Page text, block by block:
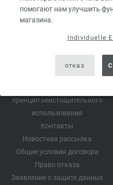
помогают нам улучшить
магазина.
Individuelle
отказ
МАГАЗИН FILATI
принцип неистощительного
использования
Контакты
Новостная рассылка
Общие условия договора
Право отказа
Заявление о защите данных